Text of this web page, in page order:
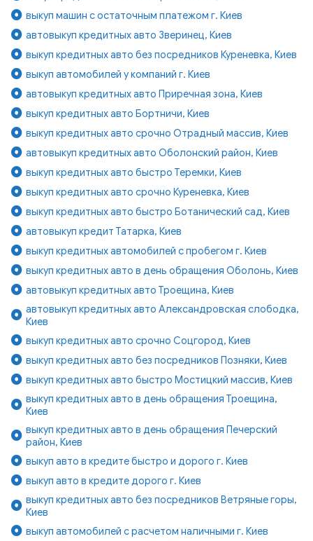
выкуп машин с остаточным платежом г. Киев
автовыкуп кредитных авто Зверинец, Киев
выкуп кредитных авто без посредников Куреневка, Киев
выкуп автомобилей у компаний г. Киев
автовыкуп кредитных авто Приречная зона, Киев
выкуп кредитных авто Бортничи, Киев
выкуп кредитных авто срочно Отрадный массив, Киев
автовыкуп кредитных авто Оболонский район, Киев
выкуп кредитных авто быстро Теремки, Киев
выкуп кредитных авто срочно Куреневка, Киев
выкуп кредитных авто быстро Ботанический сад, Киев
автовыкуп кредит Татарка, Киев
выкуп кредитных автомобилей с пробегом г. Киев
выкуп кредитных авто в день обращения Оболонь, Киев
автовыкуп кредитных авто Троещина, Киев
автовыкуп кредитных авто Александровская слободка,
Киев
выкуп кредитных авто срочно Соцгород, Киев
выкуп кредитных авто без посредников Позняки, Киев
выкуп кредитных авто быстро Мостицкий массив, Киев
выкуп кредитных авто в день обращения Троещина,
Киев
выкуп кредитных авто в день обращения Печерский
район, Киев
выкуп авто в кредите быстро и дорого г. Киев
выкуп авто в кредите дорого г. Киев
выкуп кредитных авто без посредников Ветряные горы,
Киев
выкуп автомобилей с расчетом наличными г. Киев